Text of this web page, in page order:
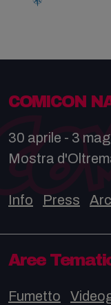
COMICON
30 aprile - 3
Mostra
Info Press
Aree
Fumetto